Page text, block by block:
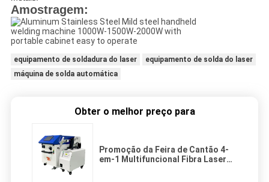
Amostragem:
equipamento de soldadura do laser
equipamento de solda do laser
máquina de solda automática
Obter o melhor preço para
Promoção da Feira de Cantão 4-
em-1 Multifuncional Fibra Laser